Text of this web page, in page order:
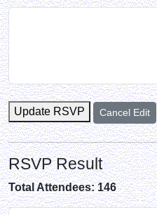
Update RSVP Cancel Edit
RSVP Result
Total Attendees: 146